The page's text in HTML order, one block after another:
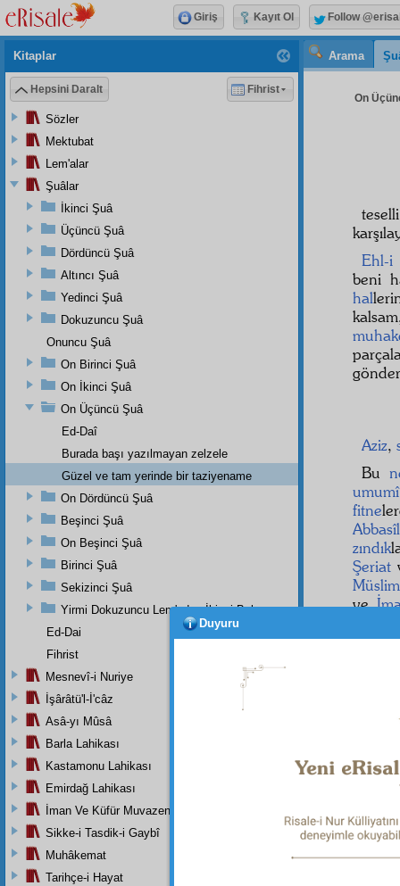
Arama
On
Ehl-i
beni
hal
Aziz,
Bu
umumî
fitne
zındık
Şeriat
Müslim
ve
Kitaplar
Hepsini Daralt Fihrist
Sözler
Mektubat
Lem'alar
Şuâlar
İkinci Şuâ
Üçüncü Şuâ
Dördüncü Şuâ
Altıncı Şuâ
Yedinci Şuâ
Dokuzuncu Şuâ
Onuncu Şuâ
On Birinci Şuâ
On İkinci Şuâ
On Üçüncü Şuâ
Ed-Daî
Burada başı yazılmayan zelzele
Güzel ve tam yerinde bir taziyename
On Dördüncü Şuâ
Beşinci Şuâ
On Beşinci Şuâ
Birinci Şuâ
Sekizinci Şuâ
Yirmi Dokuzuncu Lem'adan İkinci Bab
Ed-Dai
Fihrist
Mesnevî-i Nuriye
İşârâtü'l-İ'câz
Asâ-yı Mûsâ
Barla Lahikası
Kastamonu Lahikası
Emirdağ Lahikası
İman Ve Küfür Muvazeneleri
Sikke-i Tasdik-i Gaybî
Muhâkemat
Tarihçe-i Hayat
Giriş Kayıt Ol Follow
Duyuru